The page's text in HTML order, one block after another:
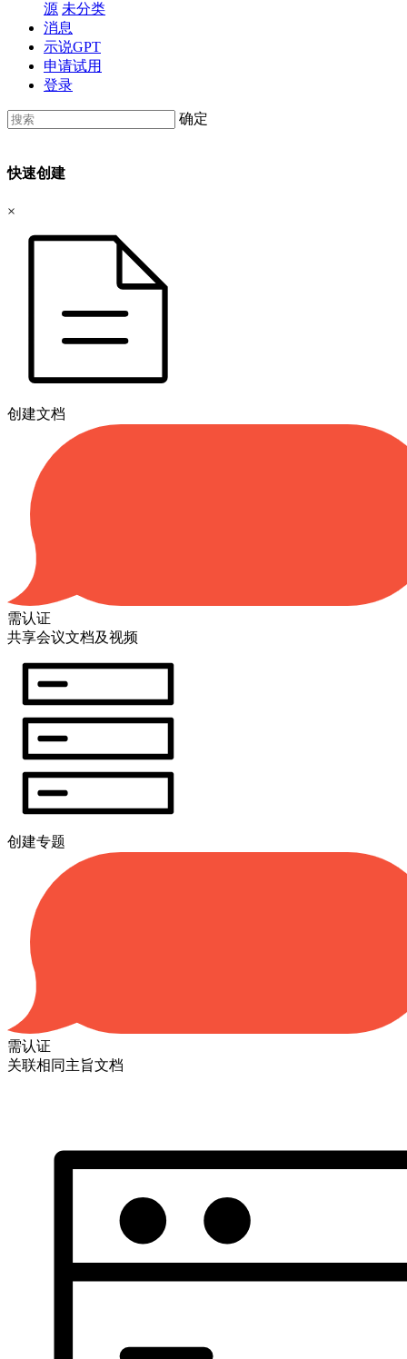
源 未分类
消息
示说GPT
申请试用
登录
确定
快速创建
×
创建文档
需认证
共享会议文档及视频
创建专题
需认证
关联相同主旨文档